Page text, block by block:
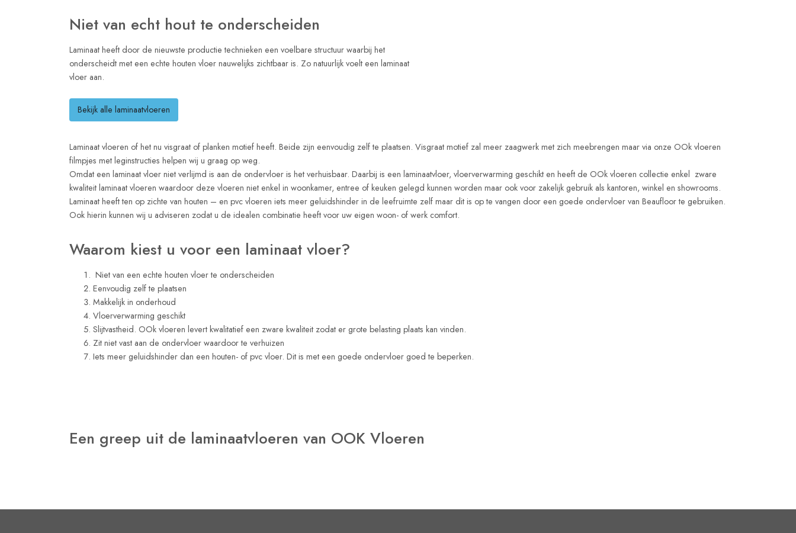
Niet van echt hout te onderscheiden
Laminaat heeft door de nieuwste productie technieken een voelbare structuur waarbij het
onderscheidt met een echte houten vloer nauwelijks zichtbaar is. Zo natuurlijk voelt een laminaat
vloer aan.
Bekijk alle laminaatvloeren
Laminaat vloeren of het nu visgraat of planken motief heeft. Beide zijn eenvoudig zelf te plaatsen. Visgraat motief zal meer zaagwerk met zich meebrengen maar via onze OOk vloeren
filmpjes met leginstructies helpen wij u graag op weg.
Omdat een laminaat vloer niet verlijmd is aan de ondervloer is het verhuisbaar. Daarbij is een laminaatvloer, vloerverwarming geschikt en heeft de OOk vloeren collectie enkel zware
kwaliteit laminaat vloeren waardoor deze vloeren niet enkel in woonkamer, entree of keuken gelegd kunnen worden maar ook voor zakelijk gebruik als kantoren, winkel en showrooms.
Laminaat heeft ten op zichte van houten – en pvc vloeren iets meer geluidshinder in de leefruimte zelf maar dit is op te vangen door een goede ondervloer van Beaufloor te gebruiken.
Ook hierin kunnen wij u adviseren zodat u de idealen combinatie heeft voor uw eigen woon- of werk comfort.
Waarom kiest u voor een laminaat vloer?
Niet van een echte houten vloer te onderscheiden
Eenvoudig zelf te plaatsen
Makkelijk in onderhoud
Vloerverwarming geschikt
Slijtvastheid. OOk vloeren levert kwalitatief een zware kwaliteit zodat er grote belasting plaats kan vinden.
Zit niet vast aan de ondervloer waardoor te verhuizen
Iets meer geluidshinder dan een houten- of pvc vloer. Dit is met een goede ondervloer goed te beperken.
Een greep uit de laminaatvloeren van OOK Vloeren